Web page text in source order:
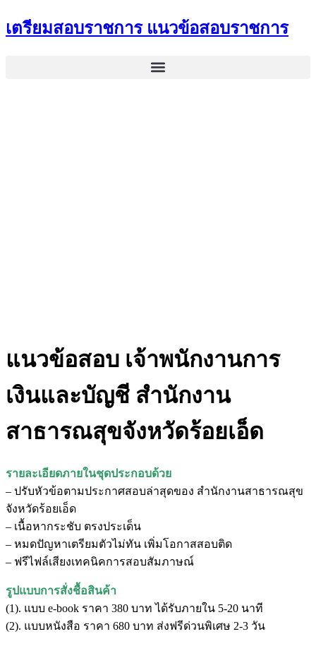
Skip
to
เตรียมสอบราชการ แนวข้อสอบราชการ
แนวข้อสอบ เจ้าพนักงานการ
เงินและบัญชี สำนักงาน
สาธารณสุขจังหวัดร้อยเอ็ด
รายละเอียดภายในชุดประกอบด้วย
– ปรับหัวข้อตามประกาศสอบล่าสุดของ สำนักงานสาธารณสุข
จังหวัดร้อยเอ็ด
– เนื้อหากระชับ ตรงประเด็น
– หมดปัญหาเตรียมตัวไม่ทัน เพิ่มโอกาสสอบติด
– ฟรีไฟล์เสียงเทคนิคการสอบสัมภาษณ์
รูปแบบการสั่งชื้อสินค้า
(1). แบบ e-book ราคา 380 บาท ได้รับภายใน 5-20 นาที
(2). แบบหนังสือ ราคา 680 บาท ส่งฟรีด่วนพิเศษ 2-3 วัน